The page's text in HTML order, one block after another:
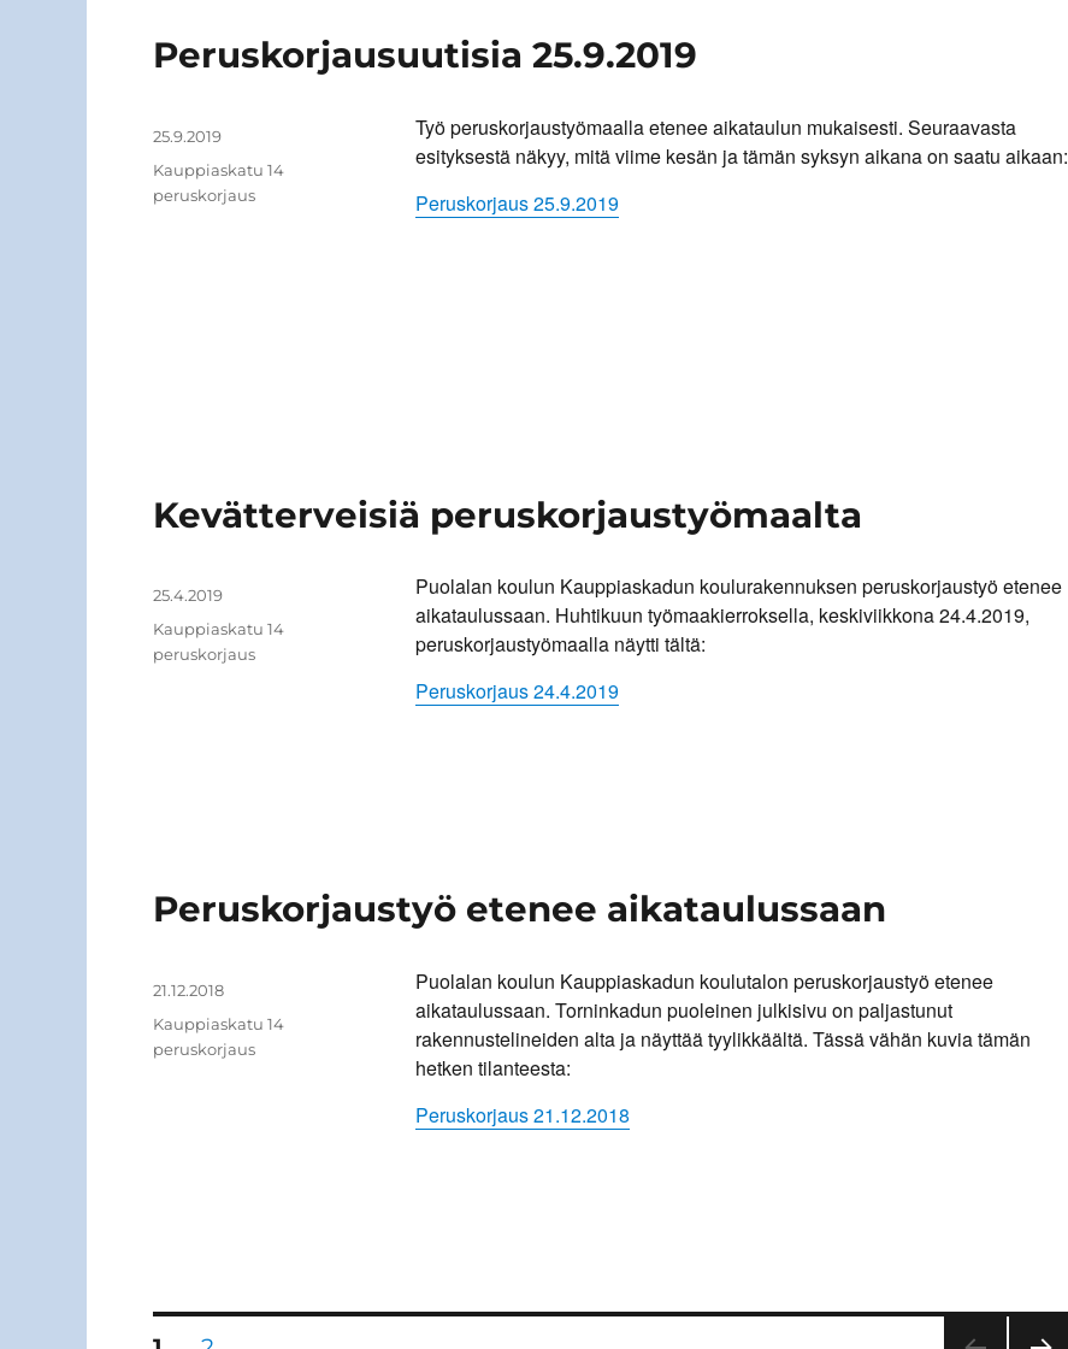
Peruskorjausuutisia 25.9.2019
Työ peruskorjaustyömaalla etenee aikataulun mukaisesti. Seuraavasta
esityksestä näkyy, mitä viime kesän ja tämän syksyn aikana on saatu aikaan:
Peruskorjaus 25.9.2019
Julkaistu
25.9.2019
Kategoriat
Kauppiaskatu 14
peruskorjaus
Kevätterveisiä peruskorjaustyömaalta
Puolalan koulun Kauppiaskadun koulurakennuksen peruskorjaustyö etenee
aikataulussaan. Huhtikuun työmaakierroksella, keskiviikkona 24.4.2019,
peruskorjaustyömaalla näytti tältä:
Peruskorjaus 24.4.2019
Kirjoittaja
Julkaistu
25.4.2019
Kategoriat
Kauppiaskatu 14
peruskorjaus
Peruskorjaustyö etenee aikataulussaan
Puolalan koulun Kauppiaskadun koulutalon peruskorjaustyö etenee
aikataulussaan. Torninkadun puoleinen julkisivu on paljastunut
rakennustelineiden alta ja näyttää tyylikkäältä. Tässä vähän kuvia tämän
hetken tilanteesta:
Peruskorjaus 21.12.2018
Julkaistu
21.12.2018
Kategoriat
Kauppiaskatu 14
peruskorjaus